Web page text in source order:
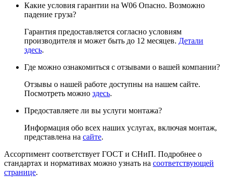
Какие условия гарантии на W06 Опасно. Возможно
падение груза?
Гарантия предоставляется согласно условиям
производителя и может быть до 12 месяцев. Детали
здесь.
Где можно ознакомиться с отзывами о вашей компании?
Отзывы о нашей работе доступны на нашем сайте.
Посмотреть можно здесь.
Предоставляете ли вы услуги монтажа?
Информация обо всех наших услугах, включая монтаж,
представлена на сайте.
Ассортимент соответствует ГОСТ и СНиП. Подробнее о
стандартах и нормативах можно узнать на соответствующей
странице.